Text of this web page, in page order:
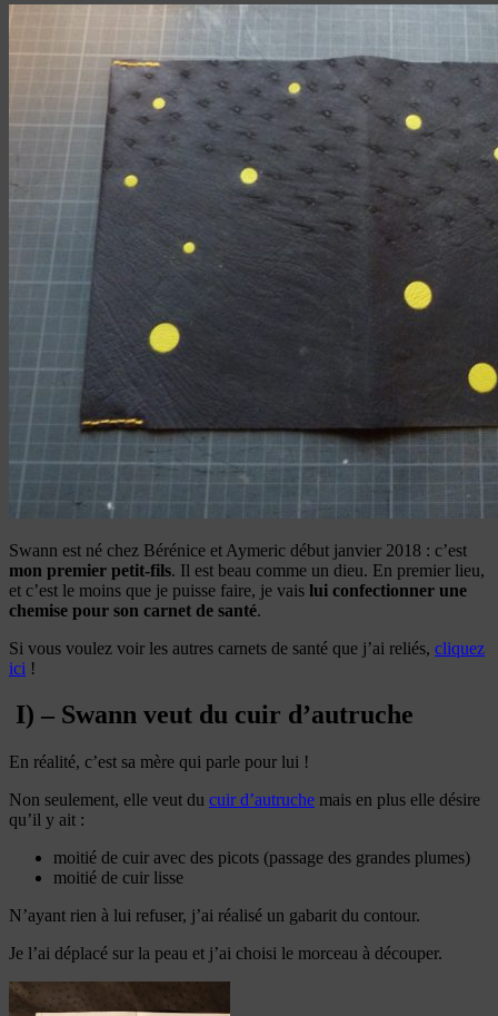
Swann est né chez Bérénice et Aymeric début janvier 2018 : c’est
mon premier petit-fils. Il est beau comme un dieu. En premier lieu,
et c’est le moins que je puisse faire, je vais lui confectionner une
chemise pour son carnet de santé.
Si vous voulez voir les autres carnets de santé que j’ai reliés, cliquez
ici !
I) – Swann veut du cuir d’autruche
En réalité, c’est sa mère qui parle pour lui !
Non seulement, elle veut du cuir d’autruche mais en plus elle désire
qu’il y ait :
moitié de cuir avec des picots (passage des grandes plumes)
moitié de cuir lisse
N’ayant rien à lui refuser, j’ai réalisé un gabarit du contour.
Je l’ai déplacé sur la peau et j’ai choisi le morceau à découper.